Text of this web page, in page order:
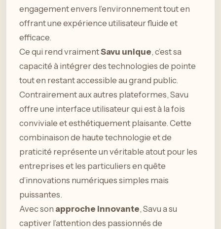
engagement envers l’environnement tout en
offrant une expérience utilisateur fluide et
efficace.
Ce qui rend vraimentSavu unique, c’est sa
capacité à intégrer des technologies de pointe
tout en restant accessible au grand public.
Contrairement aux autres plateformes, Savu
offre une interface utilisateur qui est à la fois
conviviale et esthétiquement plaisante. Cette
combinaison de haute technologie et de
praticité représente un véritable atout pour les
entreprises et les particuliers en quête
d’innovations numériques simples mais
puissantes.
Avec son approche innovante, Savu a su
captiver l’attention des passionnés de